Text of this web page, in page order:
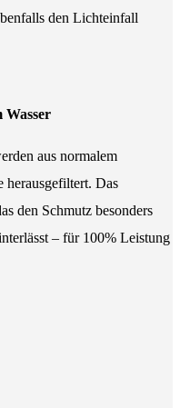
den Lichteinfall
Wasser
aus normalem
herausgefiltert. Das
den Schmutz besonders
– für 100% Leistung